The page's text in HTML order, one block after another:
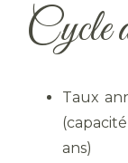
Cycle
Taux
ans)